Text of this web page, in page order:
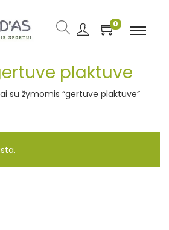
0
plaktuve
su žymomis “gertuve plaktuve”